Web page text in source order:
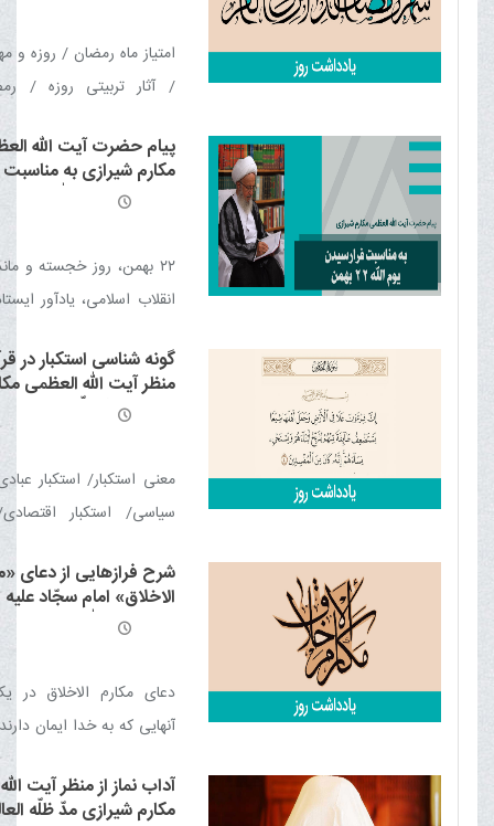
امتیاز ماه رمضان / روزه و
/ آثار تربیتی روزه /
صبر در مسیر اطاعت / ضریب
ماه رمضان / ماه رمضان،
پیام حضرت آیت الله
مکارم شیرازی به مناسبت
فرارسیدن یوم الله 22 بهمن
۲۲ بهمن، روز خجسته و
انقلاب اسلامی، یادآور
استبداد است
گونه شناسی استکبار در
منظر آیت الله العظمی
شیرازی مدّ ظلّه العالی
معنی استکبار/ استکبار
سیاسی/ استکبار
شرح فرازهایی از دعای
الاخلاق» امام سجّاد علیه
منظر آیت الله العظمی
دعای مکارم الاخلاق در
آنهایی که به خدا ایمان
نسخۀ زندگی / قدرت
نه ظالم باش، نه مظلوم /
آداب نماز از منظر آیت
مکارم شیرازی مدّ ظلّه